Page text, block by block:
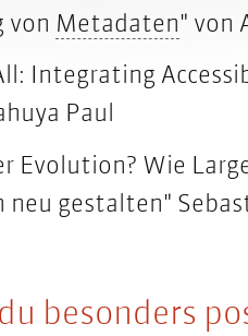
von Metadaten" von
Integrating
Paul
Evolution? Wie
gestalten"
besonders